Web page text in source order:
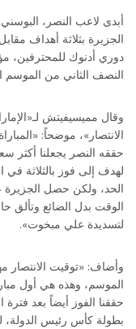
أبدى لاعب النصر،
دوري أدنوك للمحترفين،
النصف الثاني من الموسم
وقال مميسيفيتش
الانتصار»، موضحاً:
حققه النصر يجعلنا أكثر
لهدف إلى فوز بالثلاثة في
الحد، ولكن حصل
الوقت بدل الضائع وتألق
لتسديدة علي مبخوت».
وأضاف: «توقيت الانتصار
الموسم، وهذه هي أول
بطولة كأس رئيس الدولة،